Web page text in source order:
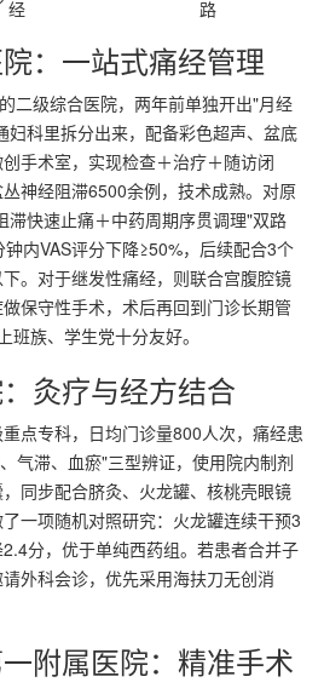
经
路
：一站式痛经管理
二级综合医院，两年前单独开出"月经
妇科里拆分出来，配备彩色超声、盆底
手术室，实现检查＋治疗＋随访闭
神经阻滞6500余例，技术成熟。对原
滞快速止痛＋中药周期序贯调理"双路
内VAS评分下降≥50%，后续配合3个
。对于继发性痛经，则联合宫腹腔镜
保守性手术，术后再回到门诊长期管
族、学生党十分友好。
灸疗与经方结合
点专科，日均门诊量800人次，痛经患
气滞、血瘀"三型辨证，使用院内制剂
同步配合脐灸、火龙罐、核桃壳眼镜
一项随机对照研究：火龙罐连续干预3
分，优于单纯西药组。若患者合并子
外科会诊，优先采用海扶刀无创消
附属医院：精准手术